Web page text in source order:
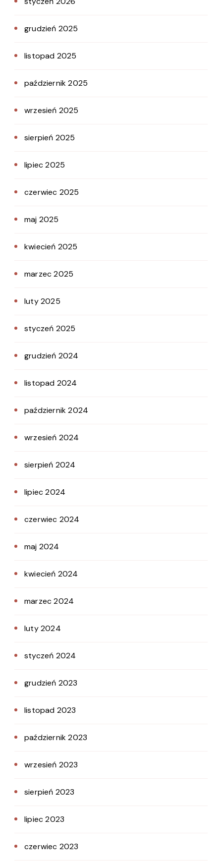
grudzień 2025
listopad 2025
październik 2025
wrzesień 2025
sierpień 2025
lipiec 2025
czerwiec 2025
maj 2025
kwiecień 2025
marzec 2025
luty 2025
styczeń 2025
grudzień 2024
listopad 2024
październik 2024
wrzesień 2024
sierpień 2024
lipiec 2024
czerwiec 2024
maj 2024
kwiecień 2024
marzec 2024
luty 2024
styczeń 2024
grudzień 2023
listopad 2023
październik 2023
wrzesień 2023
sierpień 2023
lipiec 2023
czerwiec 2023